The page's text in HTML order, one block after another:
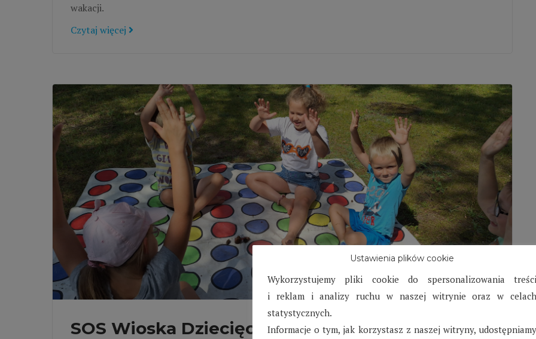
wakacji.
Czytaj więcej
SOS Wioska Dziecięca w Biłgoraju – Lipiec 2024
Ustawienia plików cookie
Wykorzystujemy pliki cookie do spersonalizowania treści
i reklam i analizy ruchu w naszej witrynie oraz w celach
statystycznych.
Informacje o tym, jak korzystasz z naszej witryny, udostępniamy